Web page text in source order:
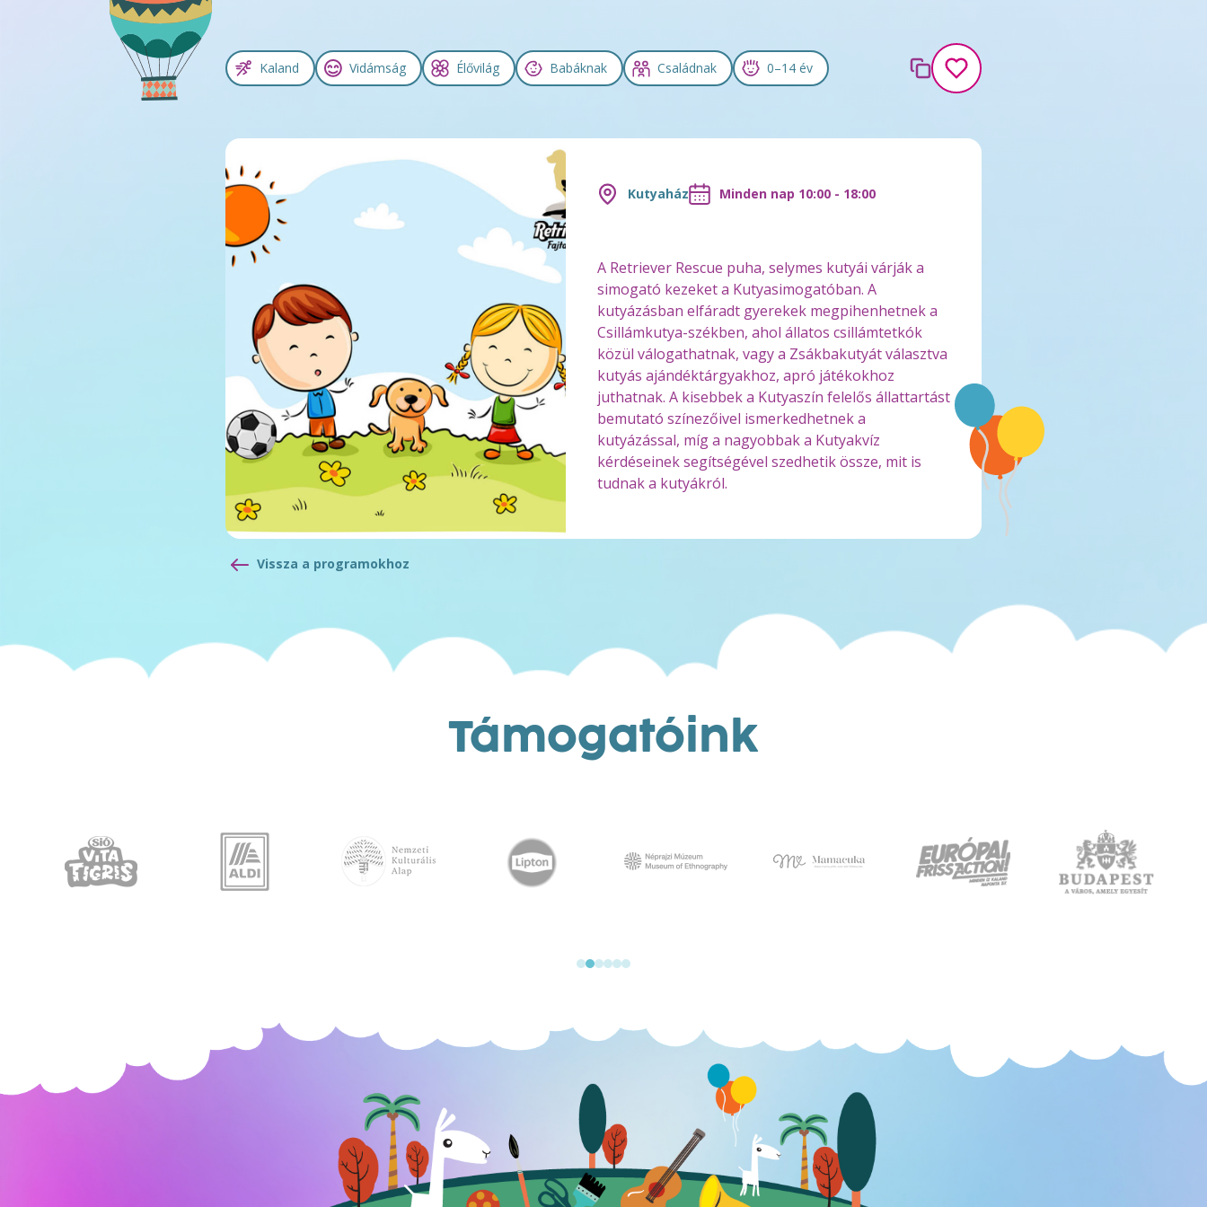
Kaland Vidámság Élővilág Babáknak Családnak 0–14 év
Kutyaház Minden nap 10:00 - 18:00
A Retriever Rescue puha, selymes kutyái várják a
simogató kezeket a Kutyasimogatóban. A
kutyázásban elfáradt gyerekek megpihenhetnek a
Csillámkutya-székben, ahol állatos csillámtetkók
közül válogathatnak, vagy a Zsákbakutyát választva
kutyás ajándéktárgyakhoz, apró játékokhoz
juthatnak. A kisebbek a Kutyaszín felelős állattartást
bemutató színezőivel ismerkedhetnek a
kutyázással, míg a nagyobbak a Kutyakvíz
kérdéseinek segítségével szedhetik össze, mit is
tudnak a kutyákról.
Vissza a programokhoz
Támogatóink